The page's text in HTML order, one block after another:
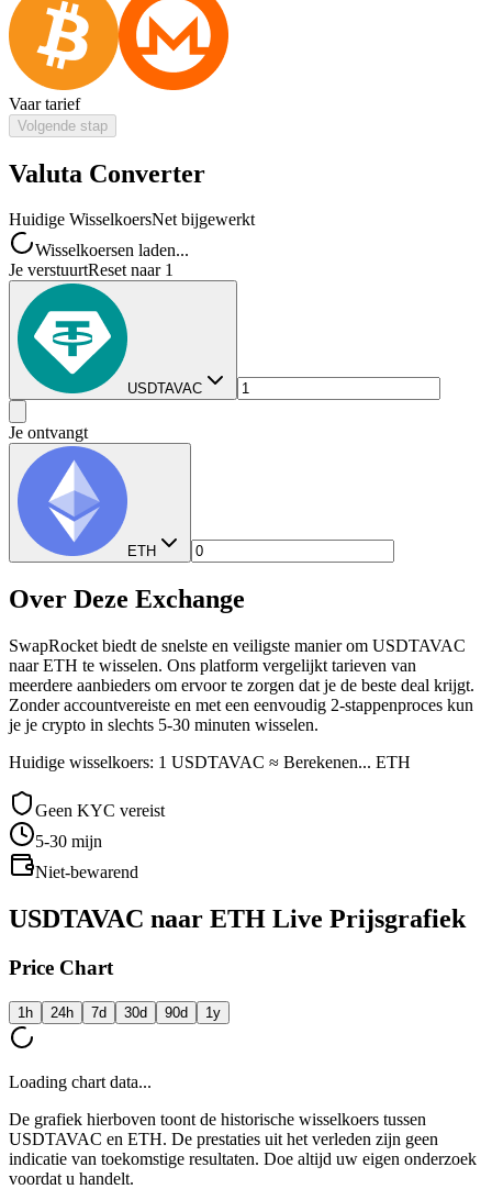
Vaar tarief
Volgende stap
Valuta Converter
Huidige WisselkoersNet bijgewerkt
Wisselkoersen laden...
Je verstuurtReset naar 1
USDTAVAC
Je ontvangt
ETH
Over Deze Exchange
SwapRocket biedt de snelste en veiligste manier om USDTAVAC
naar ETH te wisselen. Ons platform vergelijkt tarieven van
meerdere aanbieders om ervoor te zorgen dat je de beste deal krijgt.
Zonder accountvereiste en met een eenvoudig 2-stappenproces kun
je je crypto in slechts 5-30 minuten wisselen.
Huidige wisselkoers: 1 USDTAVAC ≈ Berekenen... ETH
Geen KYC vereist
5-30 mijn
Niet-bewarend
USDTAVAC naar ETH Live Prijsgrafiek
Price Chart
1h 24h 7d 30d 90d 1y
Loading chart data...
De grafiek hierboven toont de historische wisselkoers tussen
USDTAVAC en ETH. De prestaties uit het verleden zijn geen
indicatie van toekomstige resultaten. Doe altijd uw eigen onderzoek
voordat u handelt.